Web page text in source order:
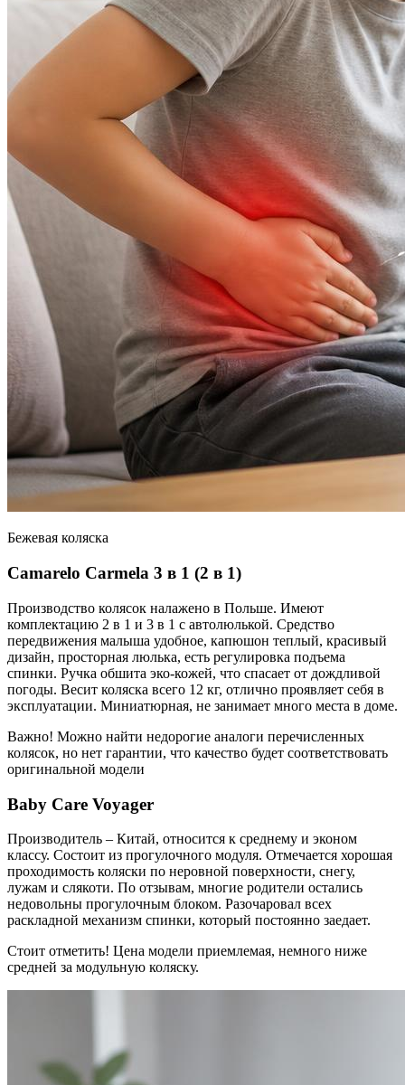
Бежевая коляска
Camarelo Carmela 3 в 1 (2 в 1)
Производство колясок налажено в Польше. Имеют
комплектацию 2 в 1 и 3 в 1 с автолюлькой. Средство
передвижения малыша удобное, капюшон теплый, красивый
дизайн, просторная люлька, есть регулировка подъема
спинки. Ручка обшита эко-кожей, что спасает от дождливой
погоды. Весит коляска всего 12 кг, отлично проявляет себя в
эксплуатации. Миниатюрная, не занимает много места в доме.
Важно! Можно найти недорогие аналоги перечисленных
колясок, но нет гарантии, что качество будет соответствовать
оригинальной модели
Baby Care Voyager
Производитель – Китай, относится к среднему и эконом
классу. Состоит из прогулочного модуля. Отмечается хорошая
проходимость коляски по неровной поверхности, снегу,
лужам и слякоти. По отзывам, многие родители остались
недовольны прогулочным блоком. Разочаровал всех
раскладной механизм спинки, который постоянно заедает.
Стоит отметить! Цена модели приемлемая, немного ниже
средней за модульную коляску.